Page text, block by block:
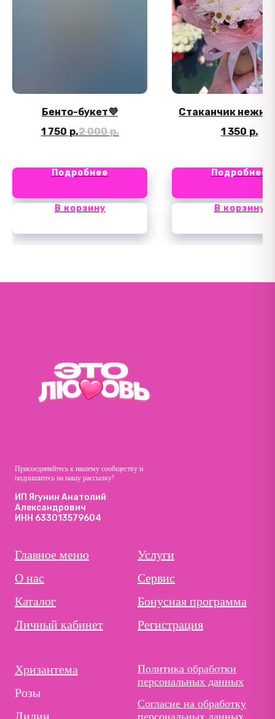
Бенто-букет💜
1 750 р.2 000 р.
Подробнее
В корзину
Стаканчик
1 350 р.
Подробнее
В корзину
Присоединяйтесь к нашему сообществу и
подпишитесь на нашу рассылку!
ИП Ягунин Анатолий
Александрович
ИНН 633013579604
Главное меню
О нас
Каталог
Личный кабинет
Услуги
Сервис
Бонусная программа
Регистрация
Хризантема
Розы
Лилии
Политика обработки
персональных данных
Согласие на обработку